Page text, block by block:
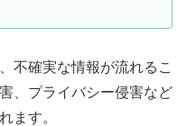
不確実な情報が流れるこ
、プライバシー侵害など
ます。